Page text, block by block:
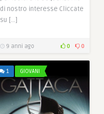
di nostro interesse Cliccate
su […]
9 anni ago 0 0
1 GIOVANI